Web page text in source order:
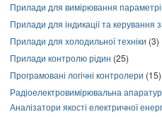
Прилади для вимірювання
Прилади для індикації та керування
Прилади для холодильної техніки (3)
Прилади контролю рідин (25)
Програмовані логічні контролери (15)
Радіоелектровимірювальна
Аналізатори якості електричної